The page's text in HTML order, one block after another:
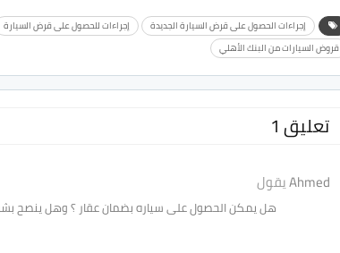
إجراءات الحصول على قرض السيارة الجديدة إجراءات للحصول على قرض السيارة
قروض السيارات من البنك الأهلي
تعليق 1
Ahmedيقول
هل يمكن الحصول على سياره بضمان عقار ؟ وهل ينصح